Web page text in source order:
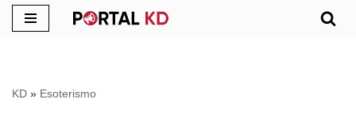
conteúdo
KD » Esoterismo